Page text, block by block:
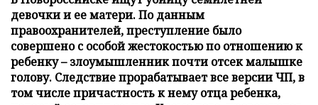
девочки и ее матери. По данным
правоохранителей, преступление было
совершено с особой жестокостью по отношению к
ребенку – злоумышленник почти отсек малышке
голову. Следствие прорабатывает все версии ЧП, в
том числе причастность к нему отца ребенка,